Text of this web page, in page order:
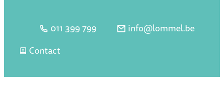
011 399 799
E-mail info@lommel.be
Contact